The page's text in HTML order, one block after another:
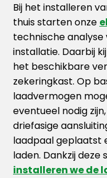
Bij het installeren
thuis starten onze
technische
installatie. Daarbij
het beschikbare
zekeringkast. Op
laadvermogen
eventueel nodig
driefasige
laadpaal geplaatst
laden. Dankzij
installeren we de